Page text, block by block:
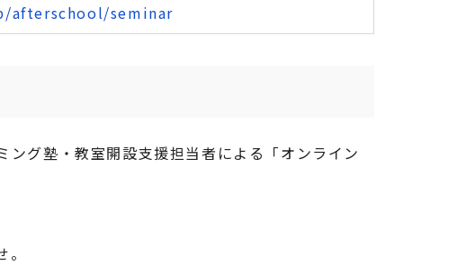
seminar
グ塾・教室開設支援担当者による「オンライン